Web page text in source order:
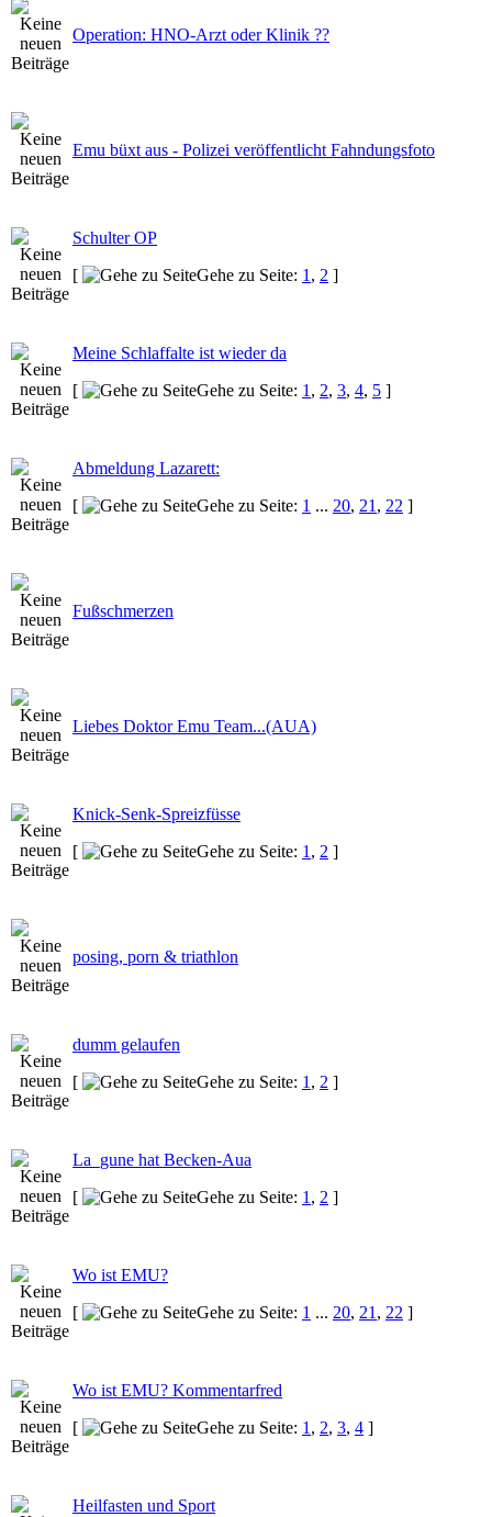
Operation: HNO-Arzt oder Klinik ??
Emu büxt aus - Polizei veröffentlicht Fahndungsfoto
Schulter OP
[
Gehe zu Seite: 1 , 2 ]
Meine Schlaffalte ist wieder da
[
Gehe zu Seite: 1 , 2, 3, 4, 5 ]
Abmeldung Lazarett:
[
Gehe zu Seite: 1 ... 20, 21 , 22 ]
Fußschmerzen
Liebes Doktor Emu Team...(AUA)
Knick-Senk-Spreizfüsse
[
Gehe zu Seite: 1 , 2 ]
posing, porn & triathlon
dumm gelaufen
[
Gehe zu Seite: 1 , 2 ]
La_gune hat Becken-Aua
[
Gehe zu Seite: 1 , 2 ]
Wo ist EMU?
[
Gehe zu Seite: 1 ... 20, 21 , 22 ]
Wo ist EMU? Kommentarfred
[
Gehe zu Seite: 1 , 2, 3, 4 ]
Heilfasten und Sport